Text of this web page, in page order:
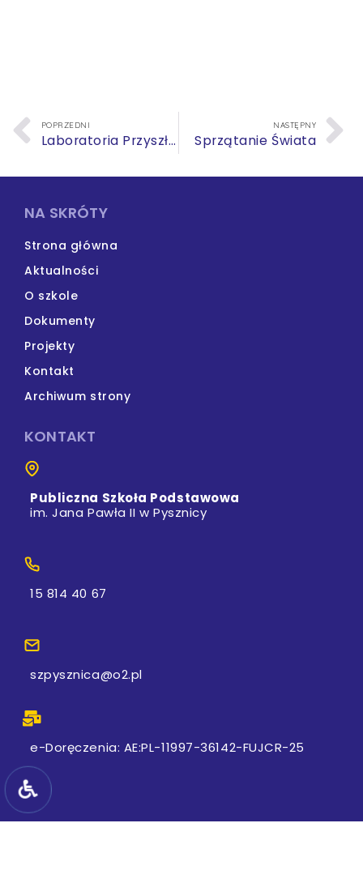
POPRZEDNI
Laboratoria Przyszłości
NASTĘPNY
Sprzątanie Świata
NA SKRÓTY
Strona główna
Aktualności
O szkole
Dokumenty
Projekty
Kontakt
Archiwum strony
KONTAKT
Publiczna Szkoła Podstawowa
im. Jana Pawła II w Pysznicy
15 814 40 67
szpysznica@o2.pl
e-Doręczenia: AE:PL-11997-36142-FUJCR-25